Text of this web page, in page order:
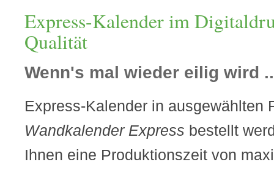
Express-Kalender im
Qualität
Wenn's mal wieder eilig wird
Express-Kalender in ausgewählten
Wandkalender Express bestellt
Ihnen eine Produktionszeit von